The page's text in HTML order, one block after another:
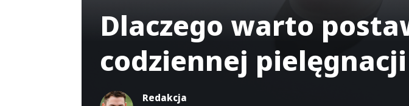
Dlaczego warto
codziennej
Redakcja